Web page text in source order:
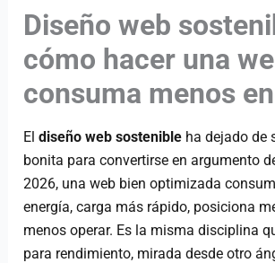
Diseño web
cómo hacer una
consuma menos
Eldiseño web sostenible ha dejado de
bonita para convertirse en argumento
2026, una web bien optimizada
energía, carga más rápido, posiciona
menos operar. Es la misma disciplina
para rendimiento, mirada desde otro